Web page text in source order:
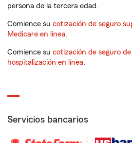
persona de la tercera edad.
Comience su cotización de seguro
Medicare en línea.
Comience su cotización de seguro
hospitalización en línea.
Servicios bancarios